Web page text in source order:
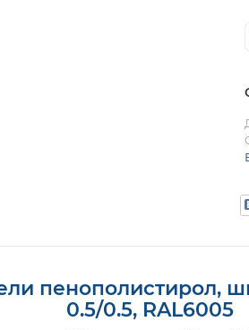
пенополистирол,
0.5/0.5, RAL6005